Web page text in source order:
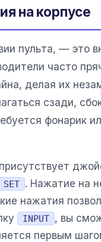
на корпусе
пульта, — это
часто
делая их
сзади,
фонарик
присутствует
SET . Нажатие на
нажатия
INPUT , вы
первым